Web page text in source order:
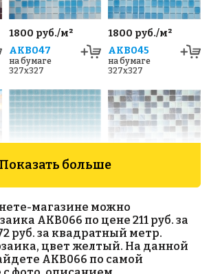
1800 руб./м²
AKB047
на бумаге
327x327
1800 руб./м²
AKB045
на бумаге
327x327
AKB079
на бумаге
327x327
AKB125
на бумаге
316x316
Показать больше
магазине можно
AKB066 по цене 211 руб. за
руб. за квадратный метр.
цвет желтый. На данной
AKB066 по самой